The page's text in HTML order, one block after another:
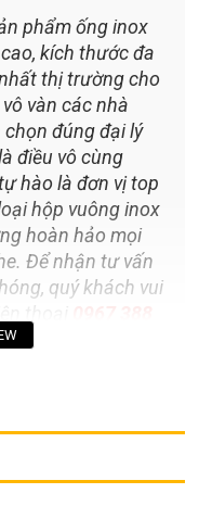
phẩm ống inox
kích thước đa
thị trường cho
vàn các nhà
chọn đúng đại lý
điều vô cùng
hào là đơn vị top
hộp vuông inox
hoàn hảo mọi
Để nhận tư vấn
quý khách vui
thoại
trang trí và xu hướng